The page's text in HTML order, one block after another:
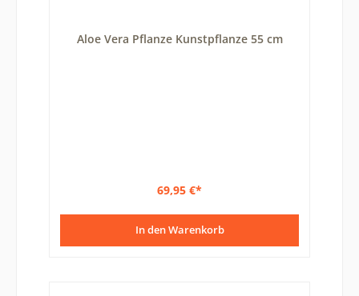
Aloe Vera Pflanze Kunstpflanze 55 cm
69,95 €*
In den Warenkorb